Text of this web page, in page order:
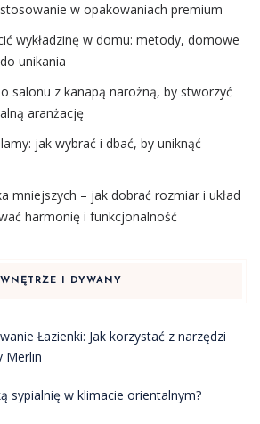
w opakowaniach premium
wykładzinę w domu: metody, domowe
unikania
salonu z kanapą narożną, by stworzyć
aranżację
jak wybrać i dbać, by uniknąć
mniejszych – jak dobrać rozmiar i układ
harmonię i funkcjonalność
WNĘTRZE I DYWANY
Łazienki: Jak korzystać z narzędzi
Merlin
sypialnię w klimacie orientalnym?